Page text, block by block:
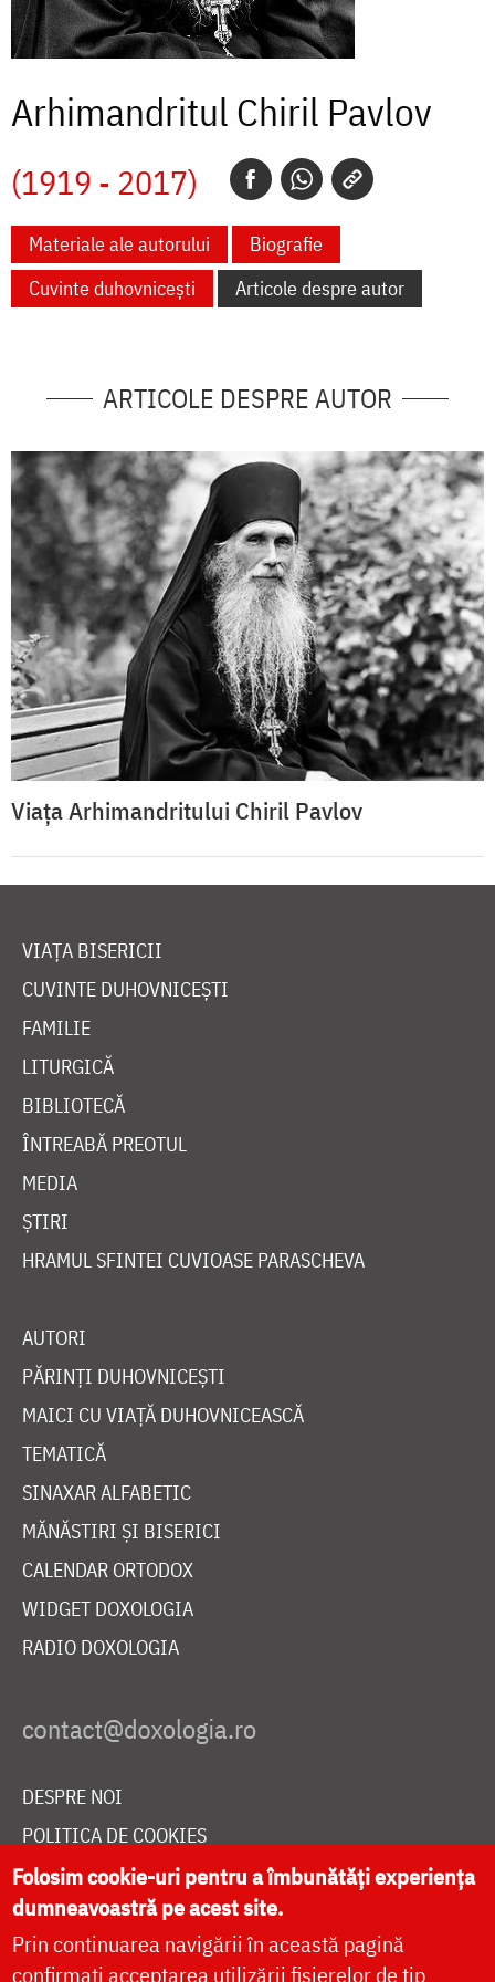
Arhimandritul Chiril Pavlov
(1919 - 2017)
Materiale ale autorului
Biografie
Cuvinte duhovnicești
Articole despre autor
ARTICOLE DESPRE AUTOR
Viața Arhimandritului Chiril Pavlov
VIAȚA BISERICII
CUVINTE DUHOVNICEȘTI
FAMILIE
LITURGICĂ
BIBLIOTECĂ
ÎNTREABĂ PREOTUL
MEDIA
ȘTIRI
HRAMUL SFINTEI CUVIOASE PARASCHEVA
AUTORI
PĂRINȚI DUHOVNICEȘTI
MAICI CU VIAȚĂ DUHOVNICEASCĂ
TEMATICĂ
SINAXAR ALFABETIC
MĂNĂSTIRI ȘI BISERICI
CALENDAR ORTODOX
WIDGET DOXOLOGIA
RADIO DOXOLOGIA
DESPRE NOI
POLITICA DE COOKIES
DONEAZĂ ONLINE PENTRU CATEDRALA NAȚIONALĂ
LIVE
Folosim cookie-uri pentru a îmbunătăți experiența
dumneavoastră pe acest site.
Prin continuarea navigării în această pagină
confirmați acceptarea utilizării fișierelor de tip